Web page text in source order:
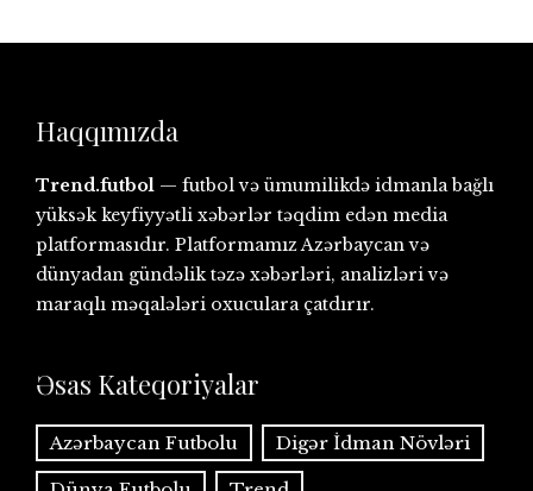
Haqqımızda
Trend.futbol — futbol və ümumilikdə idmanla bağlı
yüksək keyfiyyətli xəbərlər təqdim edən media
platformasıdır. Platformamız Azərbaycan və
dünyadan gündəlik təzə xəbərləri, analizləri və
maraqlı məqalələri oxuculara çatdırır.
Əsas Kateqoriyalar
Azərbaycan Futbolu Digər İdman Növləri